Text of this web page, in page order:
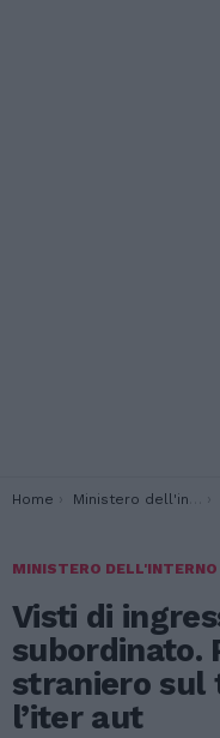
You are here:
Home Ministero dell'interno
MINISTERO DELL'INTERNO
Visti di
subordinato.
straniero sul
l’iter aut